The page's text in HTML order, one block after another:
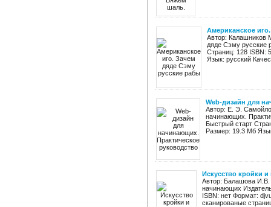
Американское
Автор: Калашников
дяде Сэму русские
Страниц: 128 ISBN:
Язык: русский
Web-дизайн для
Автор: Е. Э.
начинающих.
Быстрый старт
Размер: 19.3 Мб
Искусство кройки
Автор: Балашова И.В.
начинающих
ISBN: нет Формат:
сканированые